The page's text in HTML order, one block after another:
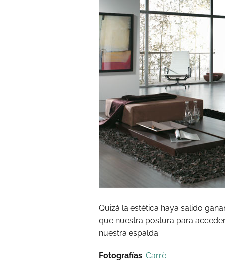
Quizá la estética haya salido
que nuestra postura para
nuestra espalda.
Fotografías: Carrè